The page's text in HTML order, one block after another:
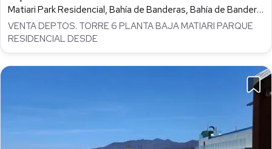
Matiari Park Residencial, Bahía de Banderas, Bahía de Banderas
VENTA DEPTOS. TORRE 6 PLANTA BAJA MATIARI PARQUE
RESIDENCIAL DESDE